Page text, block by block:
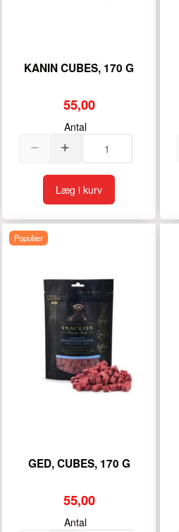
KANIN CUBES, 170 G
55,00
Antal
Læg i kurv
Populær
GED, CUBES, 170 G
55,00
Antal